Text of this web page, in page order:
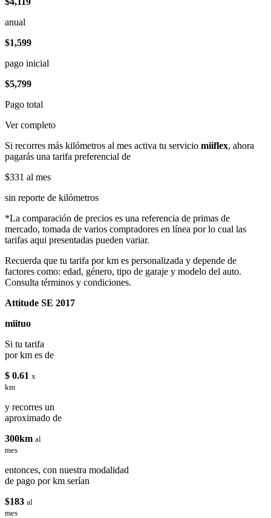
anual
$1,599
pago inicial
$5,799
Pago total
Ver completo
Si recorres más kilómetros al mes activa tu servicio miiflex, ahora
pagarás una tarifa preferencial de
$331 al mes
sin reporte de kilómetros
*La comparación de precios es una referencia de primas de
mercado, tomada de varios compradores en línea por lo cual las
tarifas aqui presentadas pueden variar.
Recuerda que tu tarifa por km es personalizada y depende de
factores como: edad, género, tipo de garaje y modelo del auto.
Consulta términos y condiciones.
Attitude SE 2017
miituo
Si tu tarifa
por km es de
$ 0.61 x
km
y recorres un
aproximado de
300km al
mes
entonces, con nuestra modalidad
de pago por km serían
$183 al
mes